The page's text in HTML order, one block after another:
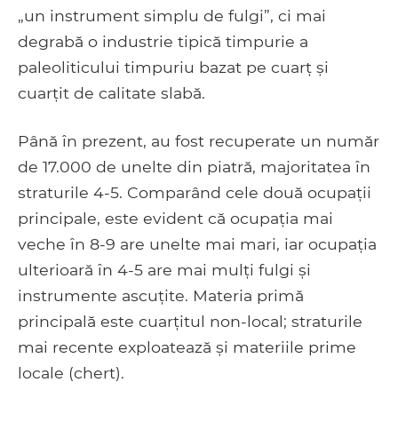
„un instrument simplu de fulgi”, ci mai
degrabă o industrie tipică timpurie a
paleoliticului timpuriu bazat pe cuarț și
cuarțit de calitate slabă.
Până în prezent, au fost recuperate un număr
de 17.000 de unelte din piatră, majoritatea în
straturile 4-5. Comparând cele două ocupații
principale, este evident că ocupația mai
veche în 8-9 are unelte mai mari, iar ocupația
ulterioară în 4-5 are mai mulți fulgi și
instrumente ascuțite. Materia primă
principală este cuarțitul non-local; straturile
mai recente exploatează și materiile prime
locale (chert).